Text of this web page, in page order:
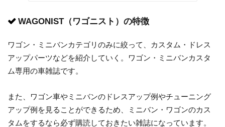
WAGONIST（ワゴニスト）の特徴
ワゴン・ミニバンカテゴリのみに絞って、カスタム・ドレス
アップパーツなどを紹介していく。ワゴン・ミニバンカスタ
ム専用の車雑誌です。
また、ワゴン車やミニバンのドレスアップ例やチューニング
アップ例を見ることができるため、ミニバン・ワゴンのカス
タムをするなら必ず購読しておきたい雑誌になっています。